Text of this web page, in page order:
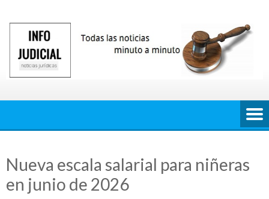
contenido
Nueva escala salarial para niñeras
en junio de 2026